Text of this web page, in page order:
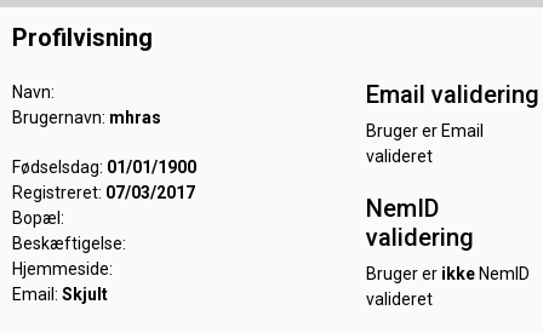
Profilvisning
Navn:
Brugernavn: mhras
Fødselsdag: 01/01/1900
Registreret: 07/03/2017
Bopæl:
Beskæftigelse:
Hjemmeside:
Email: Skjult
Email validering
Bruger er Email
valideret
NemID
validering
Bruger er ikkeNemID
valideret